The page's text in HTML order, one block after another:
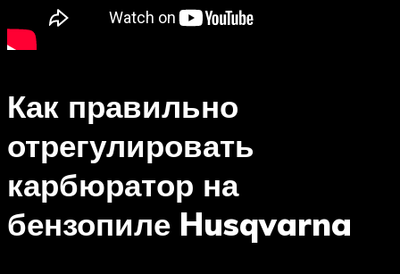
Как правильно
отрегулировать
карбюратор на
бензопиле Husqvarna